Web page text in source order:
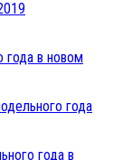
года в новом
года в